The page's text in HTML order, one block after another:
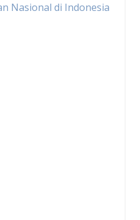
Nasional di Indonesia